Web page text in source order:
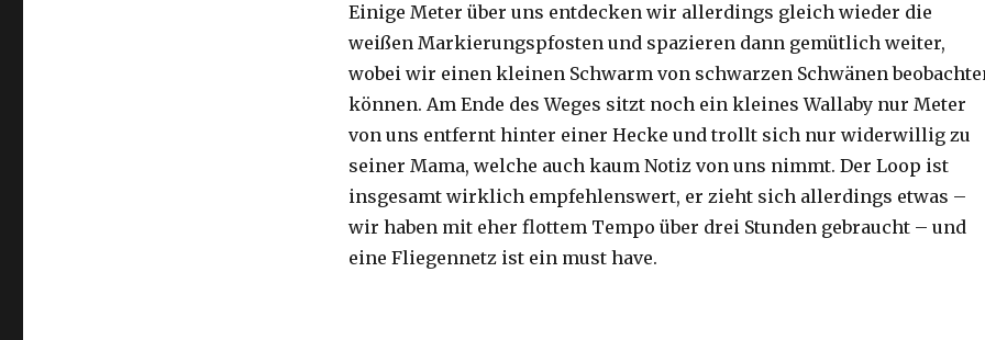
Einige Meter über uns entdecken wir allerdings gleich wieder die
weißen Markierungspfosten und spazieren dann gemütlich weiter,
wobei wir einen kleinen Schwarm von schwarzen Schwänen
können. Am Ende des Weges sitzt noch ein kleines Wallaby nur Meter
von uns entfernt hinter einer Hecke und trollt sich nur widerwillig zu
seiner Mama, welche auch kaum Notiz von uns nimmt. Der Loop ist
insgesamt wirklich empfehlenswert, er zieht sich allerdings etwas –
wir haben mit eher flottem Tempo über drei Stunden gebraucht – und
eine Fliegennetz ist ein must have.